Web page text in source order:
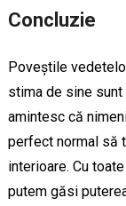
Concluzie
Poveștile
stima de sine
amintesc că
perfect normal să
interioare. Cu
putem găsi